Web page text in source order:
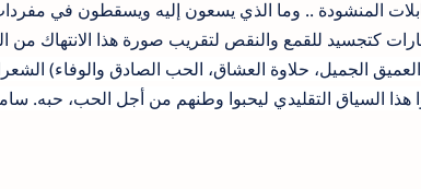
المنشودة .. وما الذي يسعون إليه ويسقطون في
كتجسيد للقمع والنقص لتقريب صورة هذا الانتهاك من
الجميل، حلاوة العشاق، الحب الصادق والوفاء)
هذا السياق التقليدي ليحبوا وطنهم من أجل الحب، حبه.